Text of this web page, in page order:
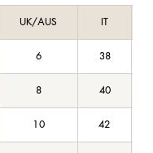
UK/AUS IT
6 38
8 40
10 42